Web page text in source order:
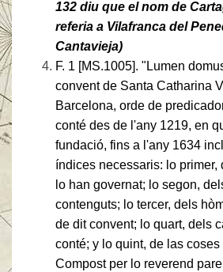
132 diu que el nom de
referia a Vilafranca del
Cantavieja)
F. 1 [MS.1005]. "Lumen
convent de Santa Catharina
Barcelona, orde de
conté des de l'any 1219, en
fundació, fins a l'any 1634
índices necessaris: lo primer,
lo han governat; lo segon,
contenguts; lo tercer, dels
de dit convent; lo quart, dels
conté; y lo quint, de las coses
Compost per lo reverend